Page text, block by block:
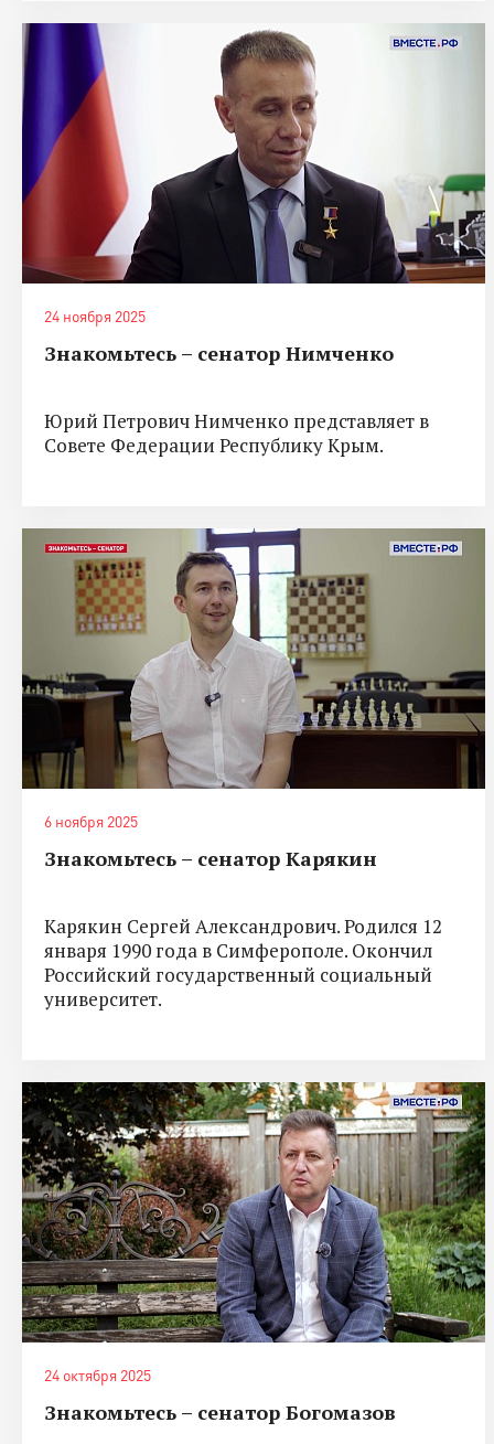
24 ноября 2025
Знакомьтесь – сенатор Нимченко
Юрий Петрович Нимченко представляет в
Совете Федерации Республику Крым.
6 ноября 2025
Знакомьтесь – сенатор Карякин
Карякин Сергей Александрович. Родился 12
января 1990 года в Симферополе. Окончил
Российский государственный социальный
университет.
24 октября 2025
Знакомьтесь – сенатор Богомазов